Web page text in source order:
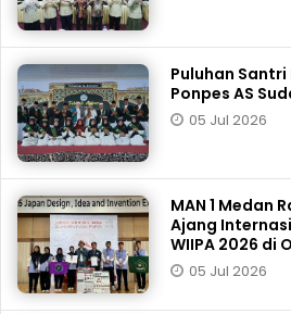
Puluhan
Ponpes AS
05 Jul 2026
MAN 1 Medan
Ajang
WIIPA 2026 di
05 Jul 2026